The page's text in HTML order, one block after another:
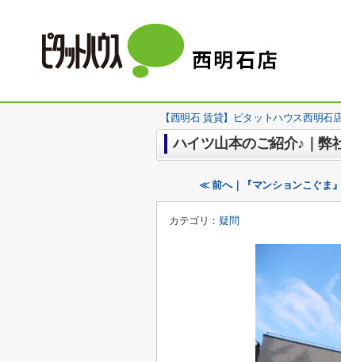
【西明石 賃貸】ピタットハウス西明石
ハイツ山本のご紹介♪｜弊
≪ 前へ｜『マンションこぐま
カテゴリ： 疑問